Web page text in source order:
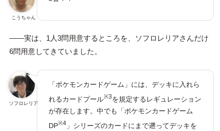
こうちゃん
――実は、1人3問用意するところを、ソフロレリアさんだけ
6問用意してきていました。
ソフロレリア
「ポケモンカードゲーム」には、デッキに入れら
れるカードプール※3を規定するレギュレーション
が存在します。中でも「ポケモンカードゲーム
DP※4」シリーズのカードにまで遡ってデッキを